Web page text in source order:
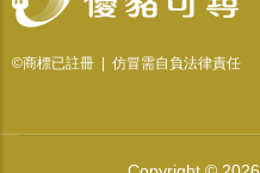
©商標已註冊 | 仿冒需自負法律責任